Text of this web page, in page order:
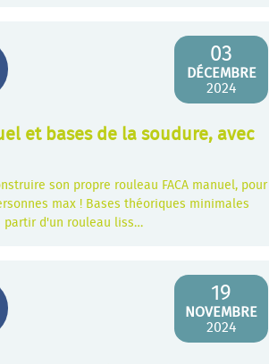
03
DÉCEMBRE
2024
et bases de la soudure, avec
son propre rouleau FACA manuel, pour
max ! Bases théoriques minimales
partir d'un rouleau liss…
19
NOVEMBRE
2024